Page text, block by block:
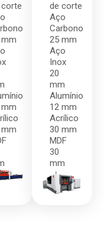
de corte
Aço
Carbono
25 mm
Aço
Inox
20
mm
Alumínio
12 mm
Acrílico
30 mm
MDF
30
mm